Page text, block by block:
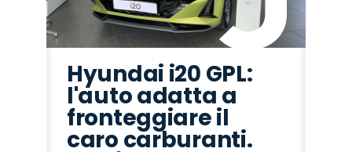
Hyundai i20 GPL:
l'auto adatta a
fronteggiare il
caro carburanti.